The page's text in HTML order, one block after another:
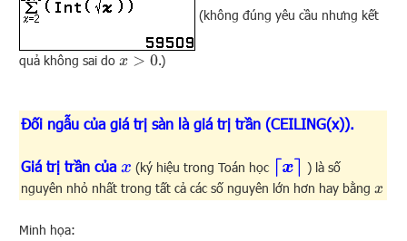
(không đúng yêu cầu nhưng kết
quả không sai dox>0 .)
Đối ngẫu của giá trị sàn là giá trị trần (CEILING(x)).
Giá trị trần củax (ký hiệu trong Toán học x⌉
) là số
nguyên nhỏ nhất trong tất cả các số nguyên lớn hơn hay bằngx
Minh họa: